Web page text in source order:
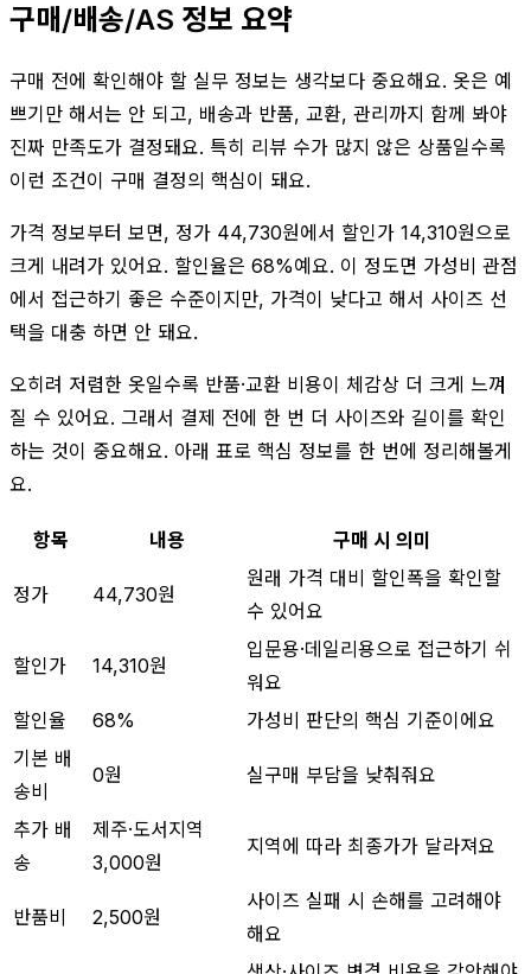
구매/배송/AS 정보 요약
구매 전에 확인해야 할 실무 정보는 생각보다 중요해요. 옷은 예
쁘기만 해서는 안 되고, 배송과 반품, 교환, 관리까지 함께 봐야
진짜 만족도가 결정돼요. 특히 리뷰 수가 많지 않은 상품일수록
이런 조건이 구매 결정의 핵심이 돼요.
가격 정보부터 보면, 정가 44,730원에서 할인가 14,310원으로
크게 내려가 있어요. 할인율은 68%예요. 이 정도면 가성비 관점
에서 접근하기 좋은 수준이지만, 가격이 낮다고 해서 사이즈 선
택을 대충 하면 안 돼요.
오히려 저렴한 옷일수록 반품·교환 비용이 체감상 더 크게 느껴
질 수 있어요. 그래서 결제 전에 한 번 더 사이즈와 길이를 확인
하는 것이 중요해요. 아래 표로 핵심 정보를 한 번에 정리해볼게
요.
항목 내용 구매 시 의미
정가 44,730원
원래 가격 대비 할인폭을 확인할
수 있어요
할인가 14,310원
입문용·데일리용으로 접근하기 쉬
워요
할인율
68%
가성비 판단의 핵심 기준이에요
기본 배
송비
0원 실구매 부담을 낮춰줘요
추가 배
송
제주·도서지역
3,000원
지역에 따라 최종가가 달라져요
반품비 2,500원
사이즈 실패 시 손해를 고려해야
해요